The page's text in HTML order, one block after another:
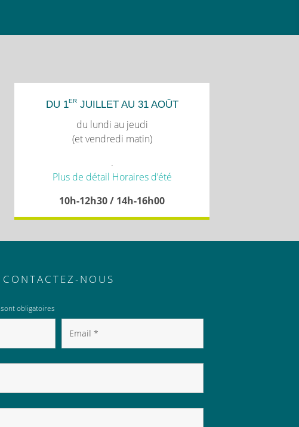
DU 1ERJUILLET AU 31 AOÛT
du lundi au jeudi
(et vendredi matin)
.
Plus de détail Horaires d’été
10h-12h30 / 14h-16h00
CONTACTEZ-NOUS
sont obligatoires